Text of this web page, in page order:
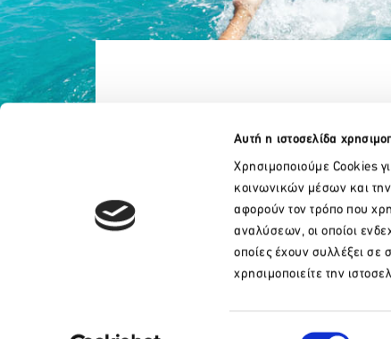
Αυτή η ιστοσελίδα
Χρησιμοποιούμε Cookies
κοινωνικών μέσων και
αφορούν τον τρόπο που
αναλύσεων, οι οποίοι
οποίες έχουν συλλέξει
χρησιμοποιείτε την